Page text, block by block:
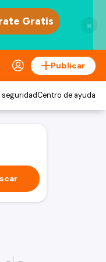
×
Publicar
Centro de ayuda